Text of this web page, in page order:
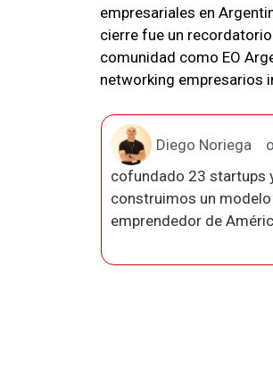
empresariales en
cierre fue un
comunidad como EO
networking empresarios
Diego Noriega
cofundado 23 startups
construimos un
emprendedor de